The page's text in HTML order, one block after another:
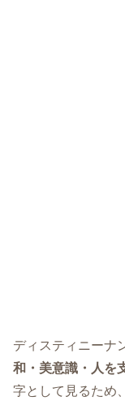
ディスティニーナ
和・美意識・人を
字として見るため